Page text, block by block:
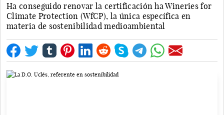
Ha conseguido renovar la certificación ha Wineries for
Climate Protection (WfCP), la única específica en
materia de sostenibilidad medioambiental